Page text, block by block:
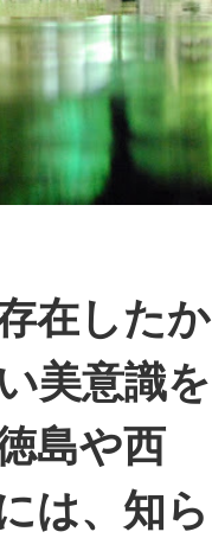
在したか
美意識を
島や西
は、知ら